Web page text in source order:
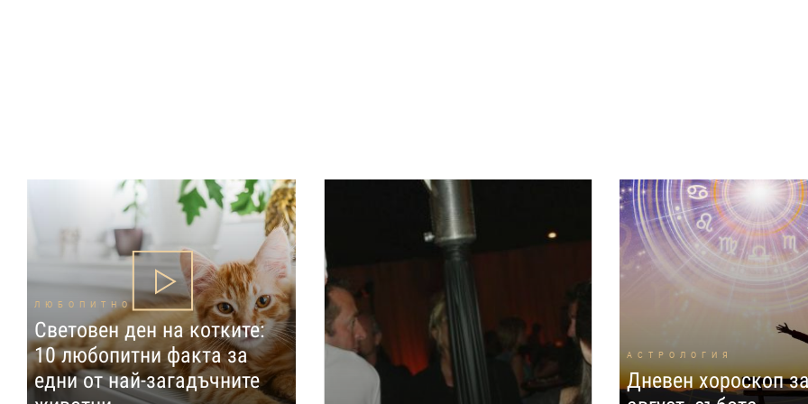
ЛЮБОПИТНО
Световен ден на котките:
10 любопитни факта за
едни от най-загадъчните
АСТРОЛОГИЯ
Дневен хороскоп